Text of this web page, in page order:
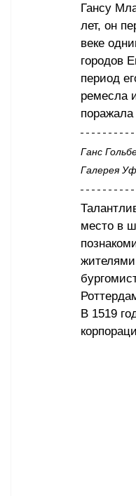
Гансу
лет, он
веке
городов
период
ремесла
Ганс
Галерея
место в
В 1519